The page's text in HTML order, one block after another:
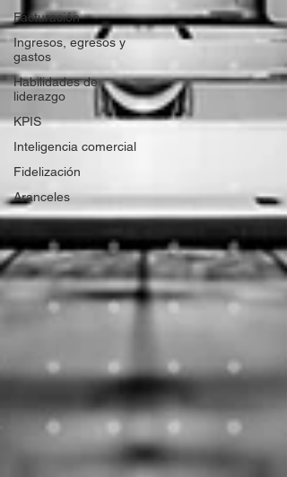
Facturación
Ingresos, egresos y
gastos
Habilidades de
liderazgo
KPIS
Inteligencia comercial
Fidelización
Aranceles